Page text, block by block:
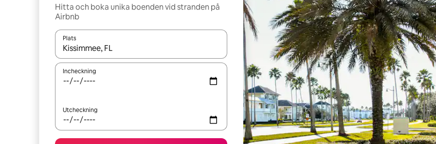
Hitta och boka unika boenden vid stranden på
Airbnb
Plats
När resultaten är tillgängliga kan du navigera med upp- och nedåtpilarna eller utforska genom att trycka eller svepa.
Incheckning
Utcheckning